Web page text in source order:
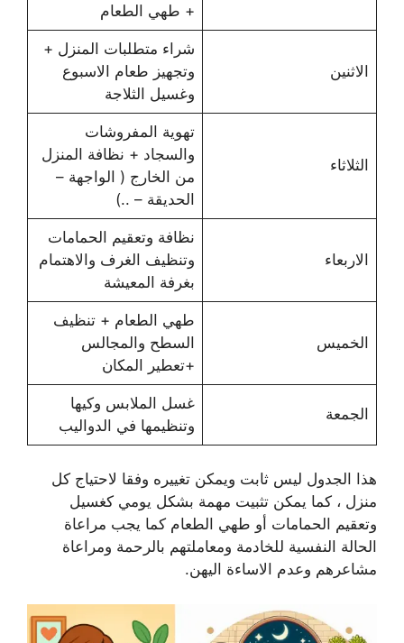
+ طهي الطعام
الاثنين
شراء متطلبات المنزل +
وتجهيز طعام الاسبوع
وغسيل الثلاجة
الثلاثاء
تهوية المفروشات
والسجاد + نظافة المنزل
من الخارج ( الواجهة –
الحديقة – ..)
الاربعاء
نظافة وتعقيم الحمامات
وتنظيف الغرف والاهتمام
بغرفة المعيشة
الخميس
طهي الطعام + تنظيف
السطح والمجالس
+تعطير المكان
الجمعة
غسل الملابس وكيها
وتنظيمها في الدواليب
هذا الجدول ليس ثابت ويمكن تغييره وفقا لاحتياج كل
منزل ، كما يمكن تثبيت مهمة بشكل يومي كغسيل
وتعقيم الحمامات أو طهي الطعام كما يجب مراعاة
الحالة النفسية للخادمة ومعاملتهم بالرحمة ومراعاة
مشاعرهم وعدم الاساءة اليهن.